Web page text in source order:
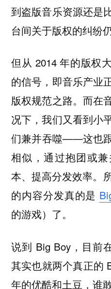
到盗版音乐资源还是
台间关于版权的纠纷
但从 2014 年的版权
的信号，即音乐产业
版权规范之路。而在
况下，我们又看到小
们兼并吞噬——这也
相似，通过抱团或
本、提高分发效率。
的内容分发真的是
的游戏）了。
说到 Big Boy，目前
其实也就两个真正的
年的优酷和土豆，谁